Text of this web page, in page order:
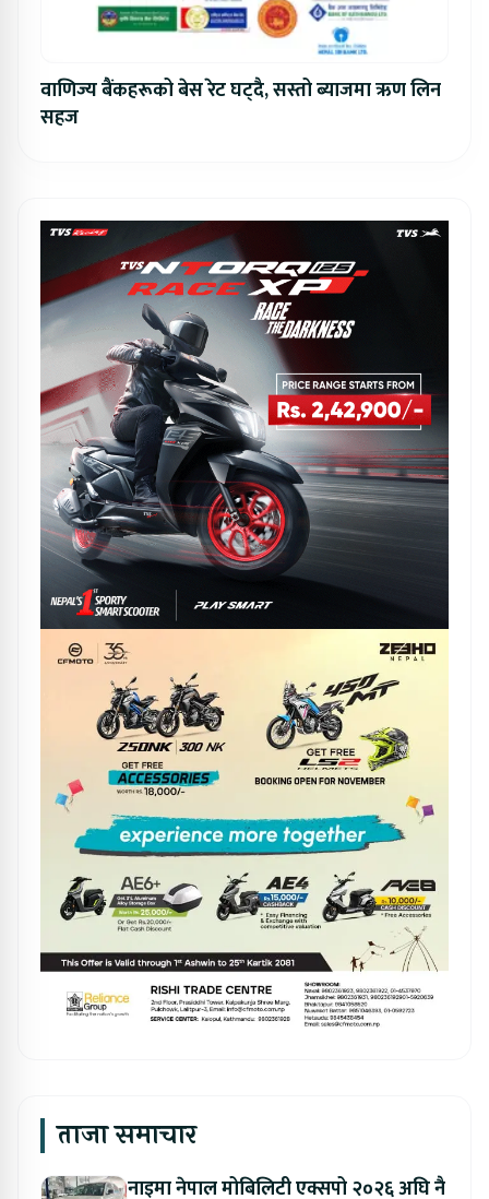
वाणिज्य बैंकहरूको बेस रेट घट्दै, सस्तो ब्याजमा ऋण लिन
सहज
ताजा समाचार
नाइमा नेपाल मोबिलिटी एक्सपो २०२६ अघि नै